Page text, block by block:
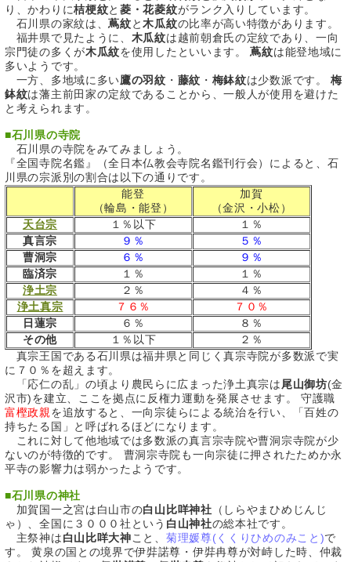
り、かわりに桔梗紋と菱・花菱紋がランク入りしています。
石川県の家紋は、蔦紋と木瓜紋の比率が高い特徴があります。
福井県で見たように、 木瓜紋は越前朝倉氏の定紋であり、一向
宗門徒の多くが木瓜紋を使用したといいます。蔦紋は能登地域に
多いようです。
一方、多地域に多い鷹の羽紋 ・ 藤紋 ・ 梅鉢紋は少数派です。梅
鉢紋は藩主前田家の定紋であることから、一般人が使用を避けた
と考えられます。
■石川県の寺院
石川県の寺院をみてみましょう。
『全国寺院名鑑』（全日本仏教会寺院名鑑刊行会）によると、石
川県の宗派別の割合は以下の通りです。
能登
（輪島・能登）
加賀
（金沢・小松）
天台宗
１％以下
１％
真言宗
９％
５％
曹洞宗
６％
９％
臨済宗
１％
１％
浄土宗
２％
４％
浄土真宗
７６％
７０％
日蓮宗
６％
８％
その他
１％以下
２％
真宗王国である石川県は福井県と同じく真宗寺院が多数派で実
に７０％を超えます。
「応仁の乱」の頃より農民らに広まった浄土真宗は尾山御坊(金
沢市)を建立、ここを拠点に反権力運動を発展させます。 守護職
富樫政親を追放すると、一向宗徒らによる統治を行い、「百姓の
持ちたる国」と呼ばれるほどになります。
これに対して他地域では多数派の真言宗寺院や曹洞宗寺院が少
ないのが特徴的です。 曹洞宗寺院も一向宗徒に押されたためか永
平寺の影響力は弱かったようです。
■石川県の神社
加賀国一之宮は白山市の白山比咩神社 （しらやまひめじんじ
ゃ）、全国に３０００社という 白山神社の総本社です。
主祭神は白山比咩大神こと、 菊理媛尊(くくりひめのみこと)で
す。 黄泉の国との境界で伊弉諾尊・伊弉冉尊が対峙した時、仲裁